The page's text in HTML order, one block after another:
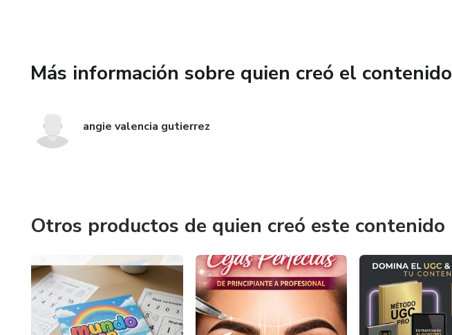
Más información sobre quien creó el contenido
angie valencia gutierrez
Otros productos de quien creó este contenido